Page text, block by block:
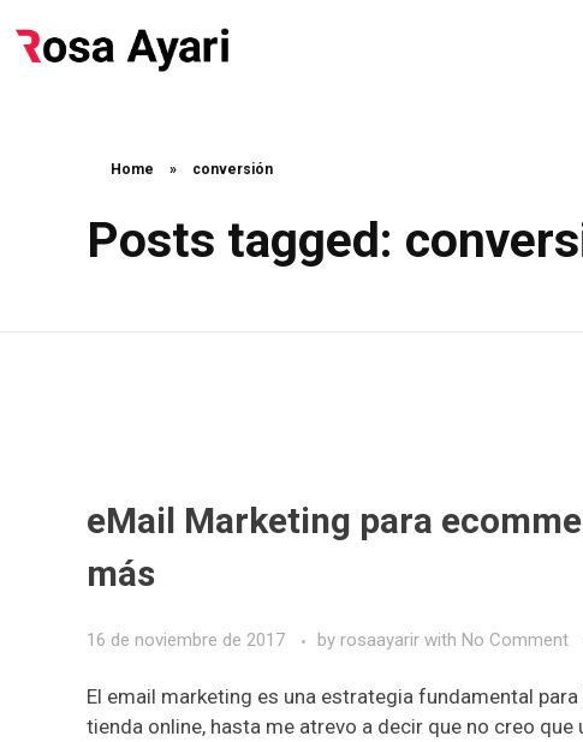
Home » conversión
Posts tagged:
eMail Marketing para
más
16 de noviembre de 2017 by rosaayarir with No Comment
El email marketing es una estrategia fundamental
tienda online, hasta me atrevo a decir que no creo